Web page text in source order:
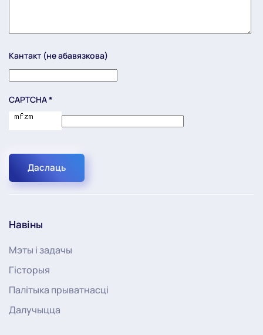
Кантакт (не абавязкова)
CAPTCHA*
Даслаць
Навіны
Мэты і задачы
Гісторыя
Палітыка прыватнасці
Далучыцца